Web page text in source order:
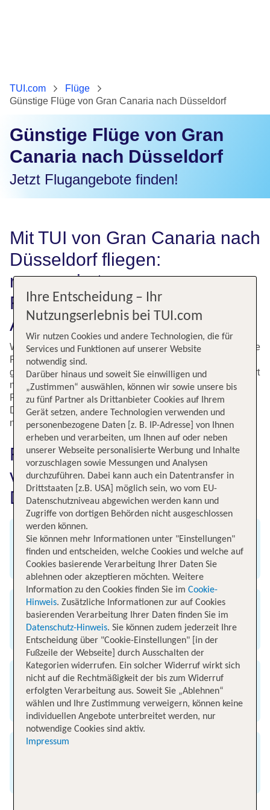
TUI.com
Flüge
Günstige Flüge von Gran Canaria nach Düsseldorf
Günstige Flüge von Gran
Canaria nach Düsseldorf
Jetzt Flugangebote finden!
Mit TUI von Gran Canaria nach
Düsseldorf fliegen:
renommierte
Fluggesellschaften, attraktive
Angebote, günstige Preise
Wer schnell und günstig von den Kanarischen Inseln in die
Rheinmetropole fliegen möchte, kann bei TUI aus einer
großen Auswahl attraktiver Angebote wählen. Ob preiswert
mit dem Pure Tarif oder besonders komfortabel mit dem
Perfect Tarif - bei TUI buchst Du immer den optimal auf
Deine Bedürfnisse abgestimmten Flug von Gran Canaria
nach Düsseldorf.
Fluginformationen für Flüge
von Gran Canaria nach
Düsseldorf
Abflug
Flughafen Gran Canaria
Ankunft
Flughafen Düsseldorf
Flugzeit
4 Stunden 25 Minuten
Ihre Entscheidung – Ihr
Nutzungserlebnis bei TUI.com
Wir nutzen Cookies und andere Technologien, die für
Services und Funktionen auf unserer Website
notwendig sind.
Darüber hinaus und soweit Sie einwilligen und
„Zustimmen“ auswählen, können wir sowie unsere bis
zu fünf Partner als Drittanbieter Cookies auf Ihrem
Gerät setzen, andere Technologien verwenden und
personenbezogene Daten [z. B. IP-Adresse] von Ihnen
erheben und verarbeiten, um Ihnen auf oder neben
unserer Webseite personalisierte Werbung und Inhalte
vorzuschlagen sowie Messungen und Analysen
durchzuführen. Dabei kann auch ein Datentransfer in
Drittstaaten [z.B. USA] möglich sein, wo vom EU-
Datenschutzniveau abgewichen werden kann und
Zugriffe von dortigen Behörden nicht ausgeschlossen
werden können.
Sie können mehr Informationen unter "Einstellungen"
finden und entscheiden, welche Cookies und welche auf
Cookies basierende Verarbeitung Ihrer Daten Sie
ablehnen oder akzeptieren möchten. Weitere
Information zu den Cookies finden Sie im Cookie-
Hinweis. Zusätzliche Informationen zur auf Cookies
basierenden Verarbeitung Ihrer Daten finden Sie im
Datenschutz-Hinweis. Sie können zudem jederzeit Ihre
Entscheidung über "Cookie-Einstellungen" [in der
Fußzeile der Webseite] durch Ausschalten der
Kategorien widerrufen. Ein solcher Widerruf wirkt sich
nicht auf die Rechtmäßigkeit der bis zum Widerruf
erfolgten Verarbeitung aus. Soweit Sie „Ablehnen“
wählen und Ihre Zustimmung verweigern, können keine
individuellen Angebote unterbreitet werden, nur
notwendige Cookies sind aktiv.
Impressum